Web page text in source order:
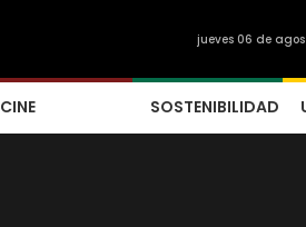
jueves 06 de
CINE SOSTENIBILIDAD